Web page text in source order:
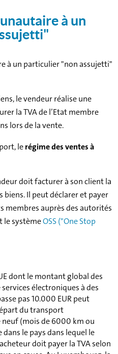
à un
à un particulier "non assujetti"
le vendeur réalise une
la TVA de l’Etat membre
lors de la vente.
lerégime des ventes à
doit facturer à son client la
biens. Il peut déclarer et payer
membres auprès des autorités
le systèmeOSS ("One Stop
dont le montant global des
électroniques à des
pas 10.000 EUR peut
du transport
neuf (mois de 6000 km ou
le pays dans lequel le
doit payer la TVA selon